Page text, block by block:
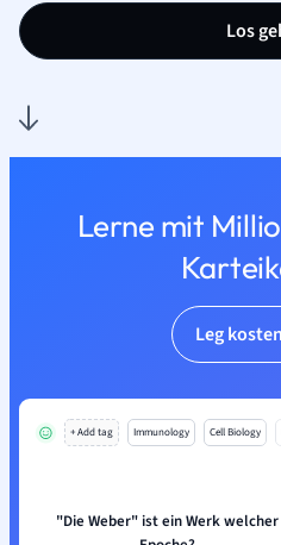
Los
Lerne mit
Leg
+ Add tag Immunology Cell Biology
"Die Weber" ist ein Werk welcher